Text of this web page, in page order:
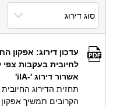
עדכון דירוג: אפקון
לחיובית בעקבות צפי
אשרור דירוג '-ilA'
הקרובים תמשיך